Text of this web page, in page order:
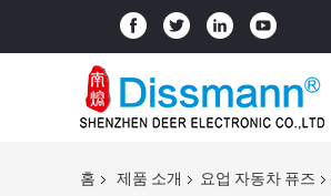
홈 제품 소개 요업 자동차 퓨즈